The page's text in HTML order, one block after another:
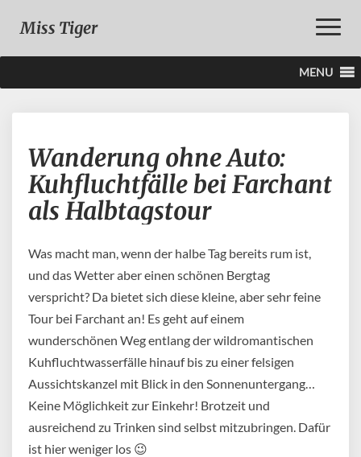
Toggle
Miss Tiger
MENU
ohne
Auto:
Kuhfluchtfälle
bei
Farchant
Halbtagstour
Wanderung ohne Auto:
Kuhfluchtfälle bei Farchant
als Halbtagstour
Was macht man, wenn der halbe Tag bereits rum ist,
und das Wetter aber einen schönen Bergtag
verspricht? Da bietet sich diese kleine, aber sehr feine
Tour bei Farchant an! Es geht auf einem
wunderschönen Weg entlang der wildromantischen
Kuhfluchtwasserfälle hinauf bis zu einer felsigen
Aussichtskanzel mit Blick in den Sonnenuntergang…
Keine Möglichkeit zur Einkehr! Brotzeit und
ausreichend zu Trinken sind selbst mitzubringen. Dafür
ist hier weniger los 😉